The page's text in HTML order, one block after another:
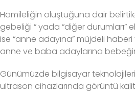
Hamileliğin oluştuğuna dair
gebeliği “ yada “diğer durumları”
ise “anne adayına” müjdeli
anne ve baba adaylarına
Günümüzde bilgisayar
ultrason cihazlarında görüntü